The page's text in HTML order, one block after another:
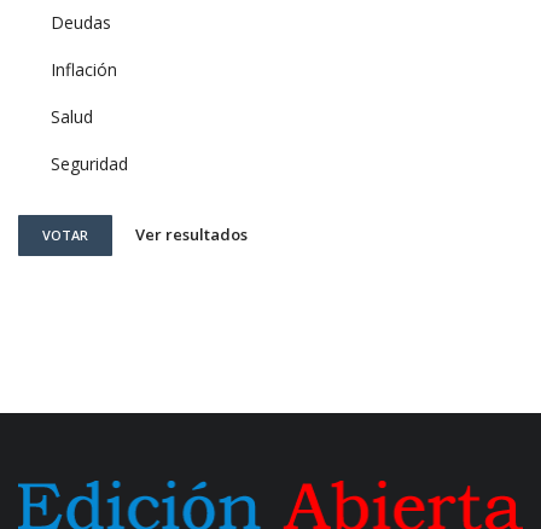
Deudas
Inflación
Salud
Seguridad
VOTAR Ver resultados